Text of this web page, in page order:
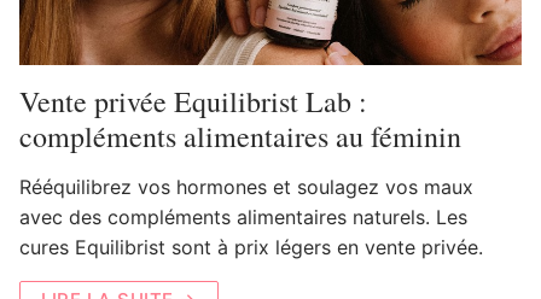
Vente privée Equilibrist Lab :
compléments alimentaires au féminin
Rééquilibrez vos hormones et soulagez vos maux
avec des compléments alimentaires naturels. Les
cures Equilibrist sont à prix légers en vente privée.